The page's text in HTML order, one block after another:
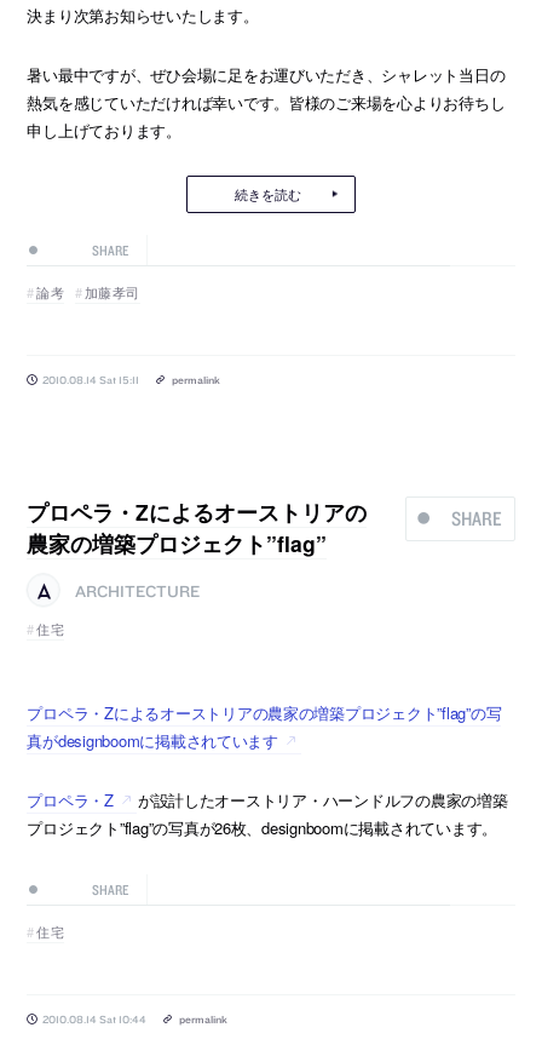
決まり次第お知らせいたします。
暑い最中ですが、ぜひ会場に足をお運びいただき、シャレット当日の
熱気を感じていただければ幸いです。皆様のご来場を心よりお待ちし
申し上げております。
続きを読む
SHARE
論考 加藤孝司
2010.08.14 Sat 15:11 permalink
SHARE
プロペラ・Zによるオーストリアの
農家の増築プロジェクト”flag”
ARCHITECTURE
住宅
プロペラ・Zによるオーストリアの農家の増築プロジェクト”flag”の写
真がdesignboomに掲載されています
プロペラ・Z
が設計したオーストリア・ハーンドルフの農家の増築
プロジェクト”flag”の写真が26枚、designboomに掲載されています。
SHARE
住宅
2010.08.14 Sat 10:44 permalink